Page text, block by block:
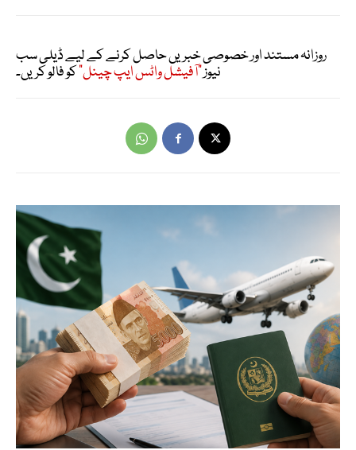
روزانہ مستند اور خصوصی خبریں حاصل کرنے کے لیے ڈیلی سب
نیوز"آفیشل واٹس ایپ چینل"کو فالو کریں۔